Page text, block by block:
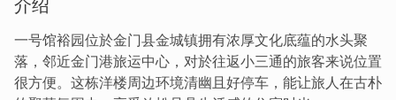
介绍
一号馆裕园位於金门县金城镇拥有浓厚文化底蕴的水头聚
落，邻近金门港旅运中心，对於往返小三通的旅客来说位置
很方便。这栋洋楼周边环境清幽且好停车，能让旅人在古朴